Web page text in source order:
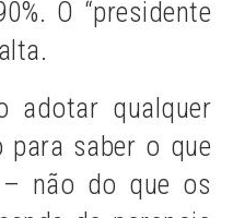
O “presidente
adotar qualquer
saber o que
não do que os